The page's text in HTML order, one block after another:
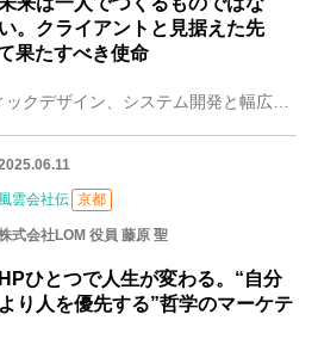
い。クライアントと見据えた先
果たすべき使命
プロダクト開発、グラフィックデザイン、システム開発と幅広い事業を展開する京都の株式会社ユキサキ。同社の取締役・神野 太志（じんの たいし）さんは、「現場や制作に
風雲会社伝 京都
式会社LOM 役員 藤原 聖
HPひとつで人生が変わる。“自分
より人を優先する”哲学のマーケテ